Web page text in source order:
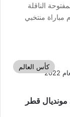
الناقلة
مونديال 2022. بينما تقام مباراة منتخبي
كأس العالم
قطر